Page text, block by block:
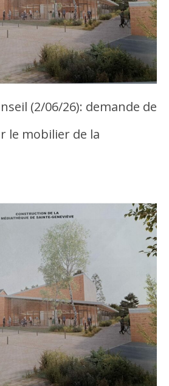
(2/06/26): demande de
le mobilier de la